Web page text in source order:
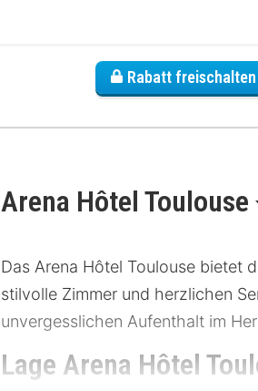
Rabatt freischalten
Arena Hôtel Toulouse
Das Arena Hôtel Toulouse bietet
stilvolle Zimmer und herzlichen
unvergesslichen Aufenthalt im
Lage Arena Hôtel